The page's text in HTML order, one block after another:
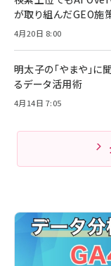
が取り組んだGEO施
4月20日 8:00
明太子の「やまや」に
るデータ活用術
4月14日 7:05